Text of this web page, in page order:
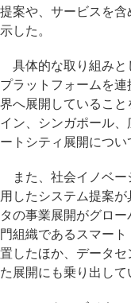
提案や、サービスを
示した。
具体的な取り組みと
プラットフォームを
界へ展開しているこ
イン、シンガポール
ートシティ展開につい
また、社会イノベー
用したシステム提案
タの事業展開がグロ
門組織であるスマー
置したほか、データ
た展開にも乗り出して